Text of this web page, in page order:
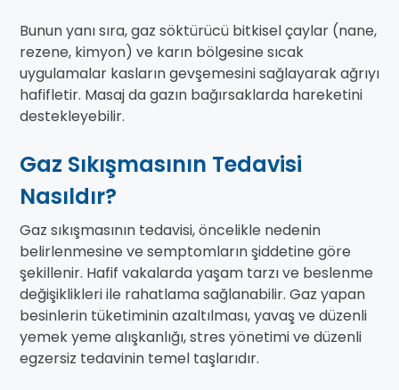
Bunun yanı sıra, gaz söktürücü bitkisel çaylar (nane,
rezene, kimyon) ve karın bölgesine sıcak
uygulamalar kasların gevşemesini sağlayarak ağrıyı
hafifletir. Masaj da gazın bağırsaklarda hareketini
destekleyebilir.
Gaz Sıkışmasının Tedavisi
Nasıldır?
Gaz sıkışmasının tedavisi, öncelikle nedenin
belirlenmesine ve semptomların şiddetine göre
şekillenir. Hafif vakalarda yaşam tarzı ve beslenme
değişiklikleri ile rahatlama sağlanabilir. Gaz yapan
besinlerin tüketiminin azaltılması, yavaş ve düzenli
yemek yeme alışkanlığı, stres yönetimi ve düzenli
egzersiz tedavinin temel taşlarıdır.